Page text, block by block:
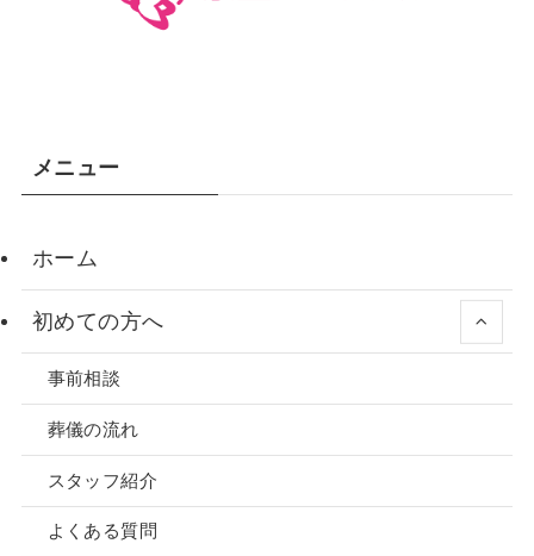
メニュー
ホーム
初めての方へ
事前相談
葬儀の流れ
スタッフ紹介
よくある質問